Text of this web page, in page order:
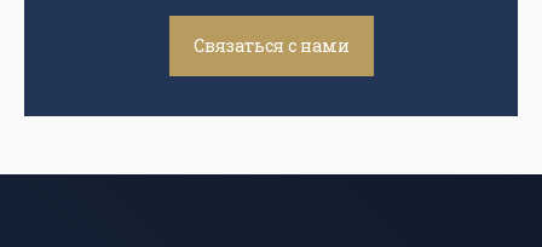
Связаться с нами